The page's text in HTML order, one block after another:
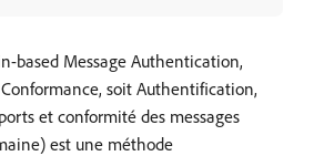
based Message Authentication,
soit Authentification,
et conformité des messages
est une méthode